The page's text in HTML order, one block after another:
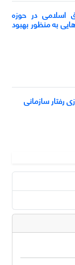
اسلامی در حوزه
به منظور بهبود
رفتار سازمانی